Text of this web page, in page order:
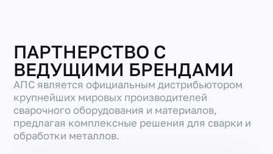
ПАРТНЕРСТВО С
ВЕДУЩИМИ БРЕНДАМИ
АПС является официальным дистрибьютором
крупнейших мировых производителей
сварочного оборудования и материалов,
предлагая комплексные решения для сварки и
обработки металлов.